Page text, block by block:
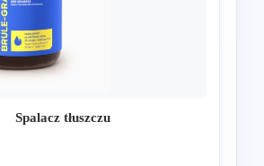
Spalacz tłuszczu